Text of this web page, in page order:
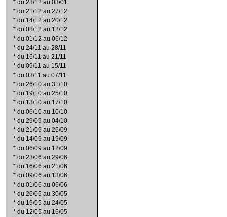
* du 28/12 au 03/01
* du 21/12 au 27/12
* du 14/12 au 20/12
* du 08/12 au 12/12
* du 01/12 au 06/12
* du 24/11 au 28/11
* du 16/11 au 21/11
* du 09/11 au 15/11
* du 03/11 au 07/11
* du 26/10 au 31/10
* du 19/10 au 25/10
* du 13/10 au 17/10
* du 06/10 au 10/10
* du 29/09 au 04/10
* du 21/09 au 26/09
* du 14/09 au 19/09
* du 06/09 au 12/09
* du 23/06 au 29/06
* du 16/06 au 21/06
* du 09/06 au 13/06
* du 01/06 au 06/06
* du 26/05 au 30/05
* du 19/05 au 24/05
* du 12/05 au 16/05